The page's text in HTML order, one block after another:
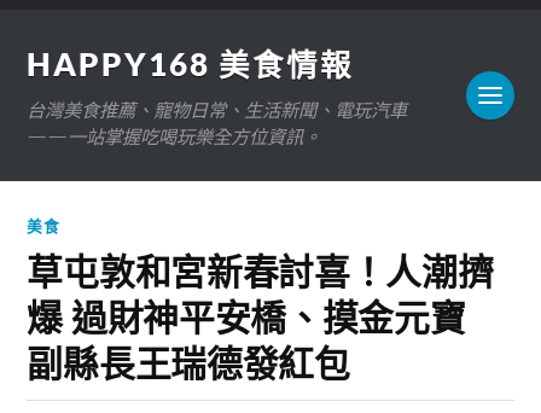
HAPPY168 美食情報
台灣美食推薦、寵物日常、生活新聞、電玩汽車
——一站掌握吃喝玩樂全方位資訊。
美食
草屯敦和宮新春討喜！人潮擠
爆 過財神平安橋、摸金元寶
副縣長王瑞德發紅包